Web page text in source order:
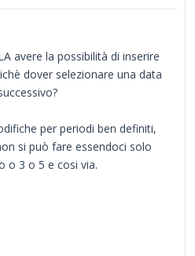
avere la possibilità di inserire
dover selezionare una data
per periodi ben definiti,
si può fare essendoci solo
o 3 o 5 e cosi via.